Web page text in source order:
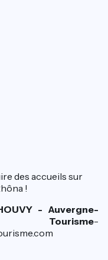
des accueils sur
!
- Auvergne-
-